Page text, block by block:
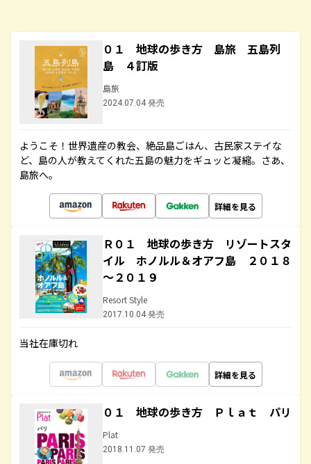
０１ 地球の歩き方 島旅 五島列
島 ４訂版
島旅
2024.07.04 発売
ようこそ！世界遺産の教会、絶品島ごはん、古民家ステイな
ど、島の人が教えてくれた五島の魅力をギュッと凝縮。さあ、
島旅へ。
詳細を見る
Ｒ０１ 地球の歩き方 リゾートスタ
イル ホノルル＆オアフ島 ２０１８
～２０１９
Resort Style
2017.10.04 発売
当社在庫切れ
詳細を見る
０１ 地球の歩き方 Ｐｌａｔ パリ
Plat
2018.11.07 発売